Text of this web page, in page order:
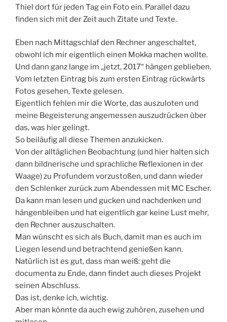
Thiel dort für jeden Tag ein Foto ein. Parallel dazu
finden sich mit der Zeit auch Zitate und Texte.
Eben nach Mittagschlaf den Rechner angeschaltet,
obwohl ich mir eigentlich einen Mokka machen wollte.
Und dann ganz lange im „jetzt, 2017“ hängen geblieben.
Vom letzten Eintrag bis zum ersten Eintrag rückwärts
Fotos gesehen, Texte gelesen.
Eigentlich fehlen mir die Worte, das auszuloten und
meine Begeisterung angemessen auszudrücken über
das, was hier gelingt.
So beiläufig all diese Themen anzukicken.
Von der alltäglichen Beobachtung (und hier halten sich
dann bildnerische und sprachliche Reflexionen in der
Waage) zu Profundem vorzustoßen, und dann wieder
den Schlenker zurück zum Abendessen mit MC Escher.
Da kann man lesen und gucken und nachdenken und
hängenbleiben und hat eigentlich gar keine Lust mehr,
den Rechner auszuschalten.
Man wünscht es sich als Buch, damit man es auch im
Liegen lesend und betrachtend genießen kann.
Natürlich ist es gut, dass man weiß: geht die
documenta zu Ende, dann findet auch dieses Projekt
seinen Abschluss.
Das ist, denke ich, wichtig.
Aber man könnte da auch ewig zuhören, zusehen und